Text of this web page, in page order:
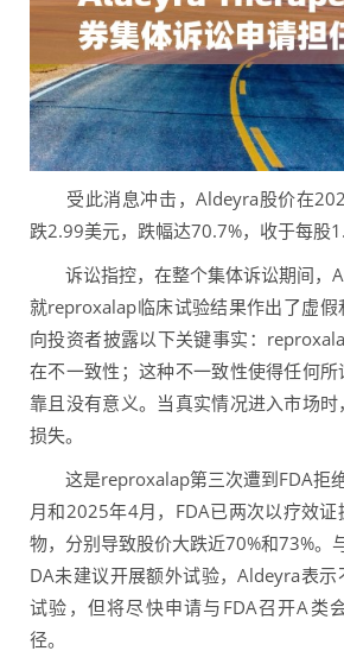
受此消息冲击，Aldeyra股价在
跌2.99美元，跌幅达70.7%，收于每股
诉讼指控，在整个集体诉讼期间，
就reproxalap临床试验结果作出了虚
向投资者披露以下关键事实：
在不一致性；这种不一致性使得任何
靠且没有意义。当真实情况进入市场
损失。
这是reproxalap第三次遭到FDA拒
月和2025年4月，FDA已两次以疗效
物，分别导致股价大跌近70%和73%。
DA未建议开展额外试验，Aldeyra表
试验，但将尽快申请与FDA召开A类
径。